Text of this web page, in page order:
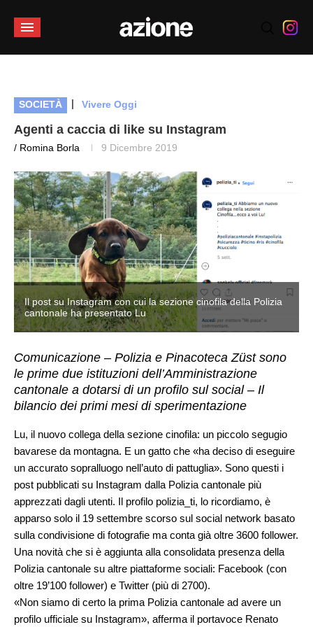
SOCIETÀ | Vivere Oggi
Agenti a caccia di like su Instagram
/ Romina Borla 9 Dicembre 2019
Il post su Instagram con cui la sezione cinofila della Polizia
cantonale ha presentato Lu
Comunicazione – Polizia e Pinacoteca Züst sono
le prime due istituzioni dell’Amministrazione
cantonale a dotarsi di un profilo sul social – Il
bilancio dei primi mesi di sperimentazione
Lu, il nuovo collega della sezione cinofila: un piccolo segugio
bavarese da montagna. E un gatto che «ha deciso di eseguire
un accurato sopralluogo nell’auto di pattuglia». Sono questi i
post pubblicati su Instagram dalla Polizia cantonale più
apprezzati dagli utenti. Il profilo polizia_ti, lo ricordiamo, è
apparso solo il 19 settembre scorso sul social network basato
sulla condivisione di fotografie ma conta già oltre 3600 follower.
Una novità che si è aggiunta alla consolidata presenza della
Polizia cantonale su altre piattaforme sociali: Facebook (con
oltre 19’100 follower) e Twitter (più di 2700).
«Non siamo di certo la prima Polizia cantonale ad avere un
profilo ufficiale su Instagram», afferma il portavoce Renato